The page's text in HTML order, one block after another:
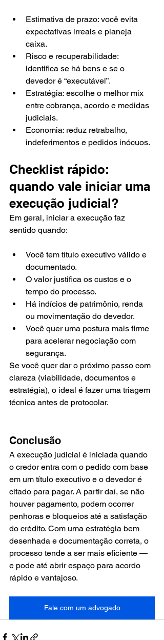
Estimativa de prazo: você evita
expectativas irreais e planeja
caixa.
Risco e recuperabilidade:
identifica se há bens e se o
devedor é “executável”.
Estratégia: escolhe o melhor mix
entre cobrança, acordo e medidas
judiciais.
Economia: reduz retrabalho,
indeferimentos e pedidos inócuos.
Checklist rápido:
quando vale iniciar uma
execução judicial?
Em geral, iniciar a execução faz
sentido quando:
Você tem título executivo válido e
documentado.
O valor justifica os custos e o
tempo do processo.
Há indícios de patrimônio, renda
ou movimentação do devedor.
Você quer uma postura mais firme
para acelerar negociação com
segurança.
Se você quer dar o próximo passo com
clareza (viabilidade, documentos e
estratégia), o ideal é fazer uma triagem
técnica antes de protocolar.
Conclusão
A execução judicial é iniciada quando
o credor entra com o pedido com base
em um título executivo e o devedor é
citado para pagar. A partir daí, se não
houver pagamento, podem ocorrer
penhoras e bloqueios até a satisfação
do crédito. Com uma estratégia bem
desenhada e documentação correta, o
processo tende a ser mais eficiente —
e pode até abrir espaço para acordo
rápido e vantajoso.
Fale com um advogado